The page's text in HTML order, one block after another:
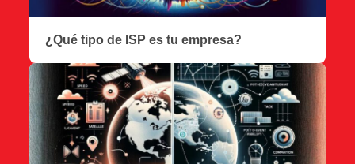
¿Qué tipo de ISP es tu empresa?